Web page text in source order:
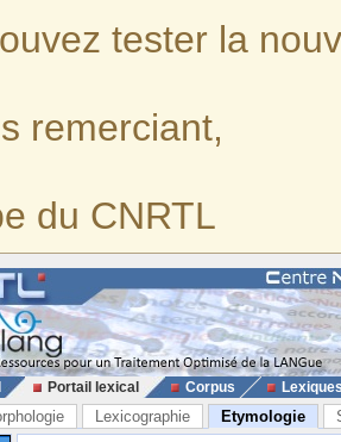
tester la
remerciant,
du CNRTL
Portail lexical Corpus
Lexicographie Etymologie